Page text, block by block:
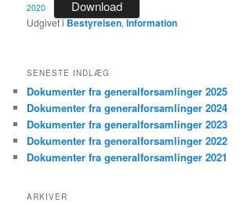
2020
Download
Udgivet iBestyrelsen,Information
SENESTE INDLÆG
Dokumenter fra generalforsamlinger 2025
Dokumenter fra generalforsamlinger 2024
Dokumenter fra generalforsamlinger 2023
Dokumenter fra generalforsamlinger 2022
Dokumenter fra generalforsamlinger 2021
ARKIVER